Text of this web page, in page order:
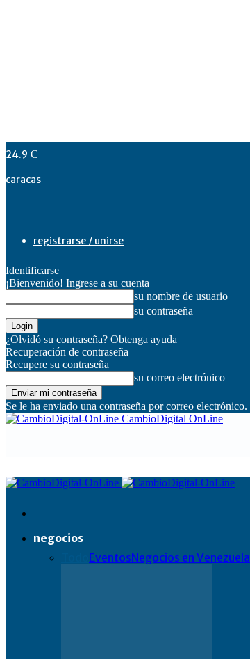
24.9 C
caracas
registrarse / unirse
Identificarse
¡Bienvenido! Ingrese a su cuenta
su nombre de usuario
su contraseña
¿Olvidó su contraseña? Obtenga ayuda
Recuperación de contraseña
Recupere su contraseña
su correo electrónico
Se le ha enviado una contraseña por correo electrónico.
CambioDigital OnLine
negocios
EventosNegocios en Venezuela